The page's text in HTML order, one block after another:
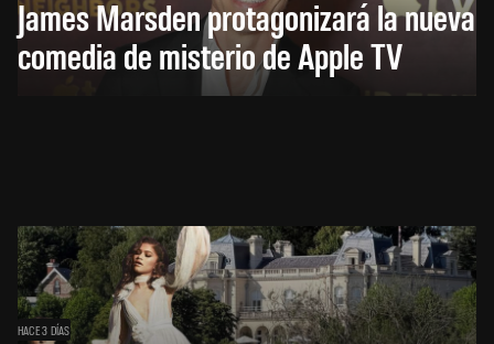
James Marsden protagonizará la nueva
comedia de misterio de Apple TV
HACE 3 DÍAS